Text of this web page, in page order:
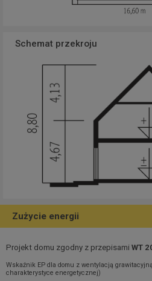
Schemat przekroju
Zużycie energii
Projekt domu zgodny z przepisami WT
Wskaźnik EP dla domu z wentylacją
charakterystyce energetycznej)